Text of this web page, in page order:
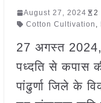
August 27, 2024
2
Cotton Cultivation ,
27 अगस्त 2024,
पध्दति से कपास
पांढुर्णा जिले के